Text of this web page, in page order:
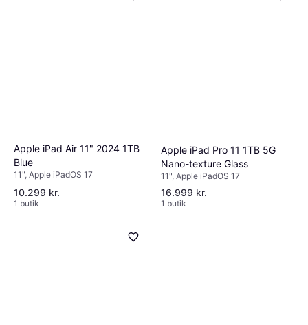
Apple iPad Air 11" 2024 1TB
Blue
11", Apple iPadOS 17
10.299 kr.
1 butik
Apple iPad Pro 11 1TB 5G
Nano-texture Glass
11", Apple iPadOS 17
16.999 kr.
1 butik